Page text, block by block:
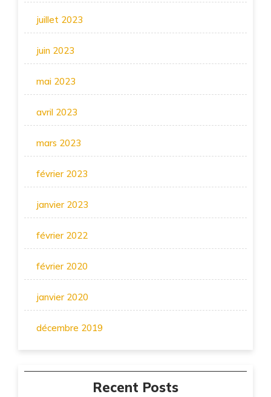
juillet 2023
juin 2023
mai 2023
avril 2023
mars 2023
février 2023
janvier 2023
février 2022
février 2020
janvier 2020
décembre 2019
Recent Posts